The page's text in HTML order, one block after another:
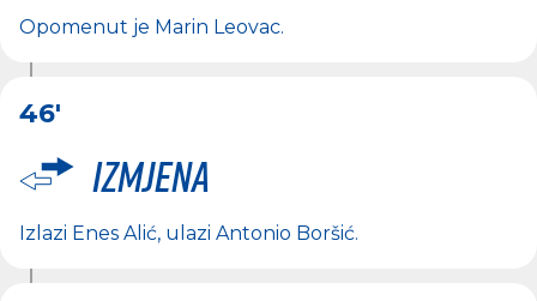
Opomenut je Marin Leovac.
46'
Izmjena
Izlazi Enes Alić, ulazi Antonio Boršić.